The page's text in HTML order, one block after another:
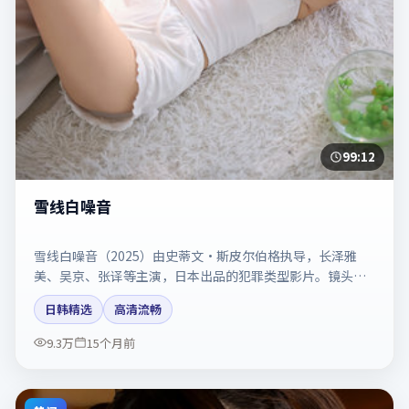
99:12
雪线白噪音
雪线白噪音（2025）由史蒂文·斯皮尔伯格执导，长泽雅
美、吴京、张译等主演，日本出品的犯罪类型影片。镜头克
制却充满张力，人物弧光完整。剧情简介与主创信息可供检
索参考，上映日期以片方资料为准。
日韩精选
高清流畅
9.3万
15个月前